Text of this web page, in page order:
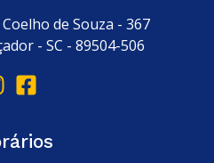
de Souza - 367
- SC - 89504-506